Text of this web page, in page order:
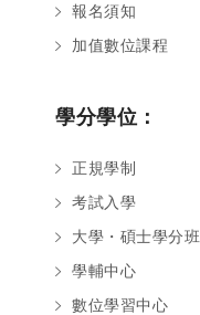
報名須知
加值數位課程
學分學位：
正規學制
考試入學
大學・碩士學分班
學輔中心
數位學習中心